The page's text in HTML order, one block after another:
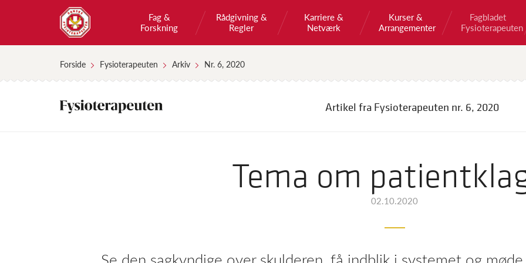
Fag &
Forskning
Rådgivning &
Regler
Karriere &
Netværk
Kurser &
Arrangementer
Fagbladet
Fysioterapeuten
Forside Fysioterapeuten Arkiv Nr. 6, 2020
Artikel fra Fysioterapeuten nr. 6, 2020
Tema om
02.10.2020